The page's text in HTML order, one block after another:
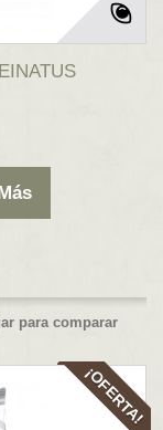
Más
para comparar
¡OFERTA!